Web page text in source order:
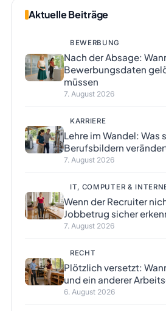
Aktuelle Beiträge
BEWERBUNG
Nach der Absage:
Bewerbungsdaten
müssen
7. August 2026
KARRIERE
Lehre im Wandel: Was
Berufsbildern
7. August 2026
IT, COMPUTER &
Wenn der Recruiter
Jobbetrug sicher
7. August 2026
RECHT
Plötzlich versetzt:
und ein anderer
6. August 2026